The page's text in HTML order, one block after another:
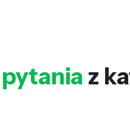
pytania z